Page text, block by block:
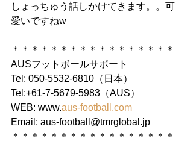
しょっちゅう話しかけてきます。。可
愛いですねw
＊＊＊＊＊＊＊＊＊＊＊＊＊＊＊＊＊
AUSフットボールサポート
Tel: 050-5532-6810（日本）
Tel:+61-7-5679-5983（AUS）
WEB: www.aus-football.com
Email: aus-football@tmrglobal.jp
＊＊＊＊＊＊＊＊＊＊＊＊＊＊＊＊＊